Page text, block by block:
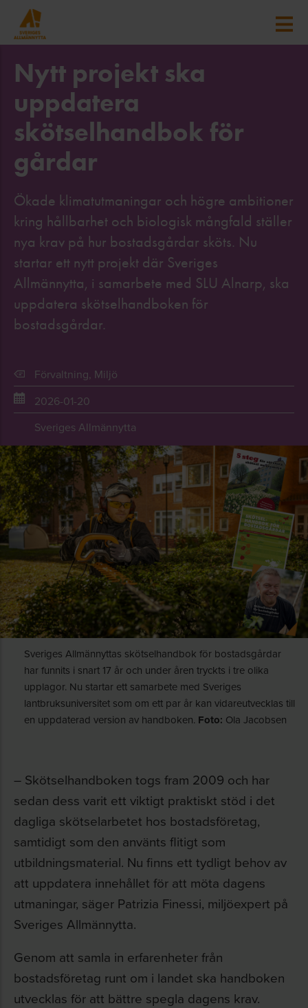
Nytt projekt ska
uppdatera
skötselhandbok för
gårdar
Ökade klimatutmaningar och högre ambitioner
kring hållbarhet och biologisk mångfald ställer
nya krav på hur bostadsgårdar sköts. Nu
startar ett nytt projekt där Sveriges
Allmännytta, i samarbete med SLU Alnarp, ska
uppdatera skötselhandboken för
bostadsgårdar.
Förvaltning, Miljö
2026-01-20
Sveriges Allmännytta
Sveriges Allmännyttas skötselhandbok för bostadsgårdar
har funnits i snart 17 år och under åren tryckts i tre olika
upplagor. Nu startar ett samarbete med Sveriges
lantbruksuniversitet som om ett par år kan vidareutvecklas till
en uppdaterad version av handboken. Foto: Ola Jacobsen
– Skötselhandboken togs fram 2009 och har
sedan dess varit ett viktigt praktiskt stöd i det
dagliga skötselarbetet hos bostadsföretag,
samtidigt som den använts flitigt som
utbildningsmaterial. Nu finns ett tydligt behov av
att uppdatera innehållet för att möta dagens
utmaningar, säger Patrizia Finessi, miljöexpert på
Sveriges Allmännytta.
Genom att samla in erfarenheter från
bostadsföretag runt om i landet ska handboken
utvecklas för att bättre spegla dagens krav.